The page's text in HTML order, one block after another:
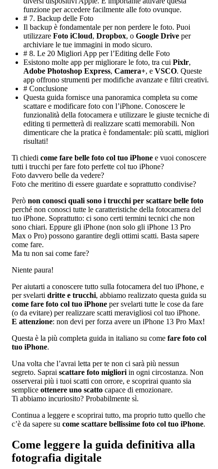
funzione per accedere facilmente alle foto ovunque.
# 7. Backup delle Foto
Il backup è fondamentale per non perdere le foto. Puoi
utilizzare Foto iCloud, Dropbox, o Google Drive per
archiviare le tue immagini in modo sicuro.
# 8. Le 20 Migliori App per l’Editing delle Foto
Esistono molte app per migliorare le foto, tra cui Pixlr,
Adobe Photoshop Express, Camera+, e VSCO. Queste
app offrono strumenti per modifiche avanzate e filtri creativi.
# Conclusione
Questa guida fornisce una panoramica completa su come
scattare e modificare foto con l’iPhone. Conoscere le
funzionalità della fotocamera e utilizzare le giuste tecniche di
editing ti permetterà di realizzare scatti memorabili. Non
dimenticare che la pratica è fondamentale: più scatti, migliori
risultati!
Ti chiedi come fare belle foto col tuo iPhone e vuoi conoscere
tutti i trucchi per fare foto perfette col tuo iPhone?
Foto davvero belle da vedere?
Foto che meritino di essere guardate e soprattutto condivise?
Però non conosci quali sono i trucchi per scattare belle foto
perché non conosci tutte le caratteristiche della fotocamera del
tuo iPhone. Soprattutto: ci sono certi termini tecnici che non
sono chiari. Eppure gli iPhone (non solo gli iPhone 13 Pro
Max o Pro) possono garantire degli ottimi scatti. Basta sapere
come fare.
Ma tu non sai come fare?
Niente paura!
Per aiutarti a conoscere tutto sulla fotocamera del tuo iPhone, e
per svelarti dritte e trucchi, abbiamo realizzato questa guida su
come fare foto col tuo iPhone per svelarti tutte le cose da fare
(o da evitare) per realizzare scatti meravigliosi col tuo iPhone.
E attenzione: non devi per forza avere un iPhone 13 Pro Max!
Questa è la più completa guida in italiano su come fare foto col
tuo iPhone.
Una volta che l’avrai letta per te non ci sarà più nessun
segreto. Saprai scattare foto migliori in ogni circostanza. Non
osserverai più i tuoi scatti con orrore, e scoprirai quanto sia
semplice ottenere uno scatto capace di emozionare.
Ti abbiamo incuriosito? Probabilmente sì.
Continua a leggere e scoprirai tutto, ma proprio tutto quello che
c’è da sapere su come scattare bellissime foto col tuo iPhone.
Come leggere la guida definitiva alla
fotografia digitale